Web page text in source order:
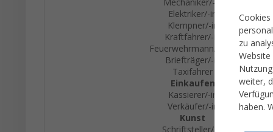
Elektriker/-in
Klempner/-in
Kraftfahrer/-in
Feuerwehrmann/-frau
Briefträger/-in
Taxifahrer
Einkaufen
Kassierer/-in
Verkäufer/-in
Kunst
Schriftsteller/-in
zu
weiter,
haben.